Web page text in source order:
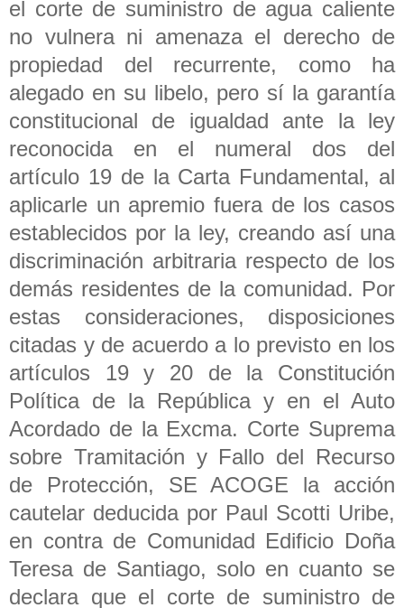
el corte de suministro de agua caliente
no vulnera ni amenaza el derecho de
propiedad del recurrente, como ha
alegado en su libelo, pero sí la garantía
constitucional de igualdad ante la ley
reconocida en el numeral dos del
artículo 19 de la Carta Fundamental, al
aplicarle un apremio fuera de los casos
establecidos por la ley, creando así una
discriminación arbitraria respecto de los
demás residentes de la comunidad. Por
estas consideraciones, disposiciones
citadas y de acuerdo a lo previsto en los
artículos 19 y 20 de la Constitución
Política de la República y en el Auto
Acordado de la Excma. Corte Suprema
sobre Tramitación y Fallo del Recurso
de Protección, SE ACOGE la acción
cautelar deducida por Paul Scotti Uribe,
en contra de Comunidad Edificio Doña
Teresa de Santiago, solo en cuanto se
declara que el corte de suministro de